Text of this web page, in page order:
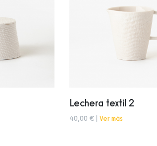
Lechera textil 2
40,00 € | Ver más